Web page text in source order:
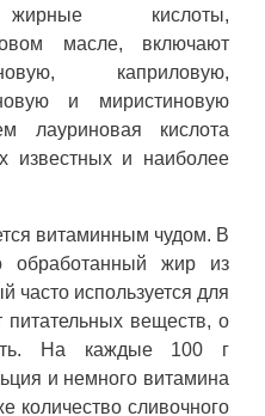
жирные кислоты,
масле, включают
каприловую,
и миристиновую
лауриновая кислота
известных и наиболее
витаминным чудом. В
обработанный жир из
часто используется для
веществ, о
На каждые 100 г
и немного витамина
количество сливочного